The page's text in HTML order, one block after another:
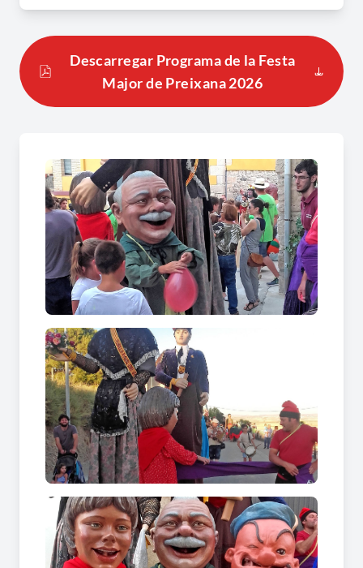
en cada nova edició.
Dins d'aquesta gran celebració, els dies centrals
de la festa es viuen amb una intensitat especial.
combatre la calor de l'estiu en família. La música i
el ball també són els grans protagonistes de les
nits festives, oferint des de concerts de tarda i
sessions de ball llarg fins a actuacions de grups
de versions que fan ballar tothom fins ben
entrada la matinada.
El dia del patró clou les celebracions amb els
actes més solemnes i tradicionals. La jornada
comença amb la sortida de les autoritats des de
l'Ajuntament, acompanyades de la comitiva
oficial de pubilles, hereus i infants, i ambientada
per la música d'una cobla. Seguidament, se
celebra la missa en honor a Sant Llorenç amb
acompanyament musical, que culmina amb la
ballada de sardanes i un vermut popular a la
plaça, abans de posar el punt final a la festa amb
un darrer concert i el ball llarg de comiat.
Descarregar Programa de la Festa
Major de Preixana 2026